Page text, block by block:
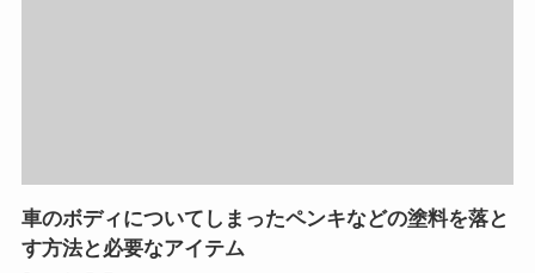
車のボディについてしまったペンキなどの塗料を落と
す方法と必要なアイテム